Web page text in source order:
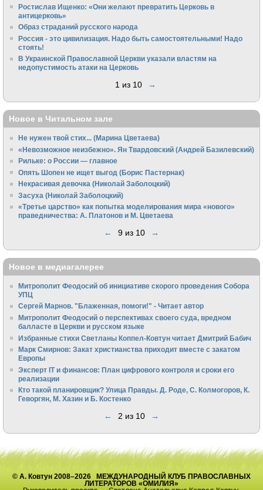
Ростислав Ищенко: «Они желают превратить Церковь в
антицерковь»
Образ страданий русского народа
Россия - это цивилизация. Надо быть самостоятельными! Надо
стоять!
В Украинской Православной Церкви указали властям на
недопустимость атаки на Церковь
1 из 10 →
Новое в Читальном зале
Не нужен твой стих... (Марина Цветаева)
«Невозможное неизбежно». Ян Твардовский (Андрей Базилевский)
Рильке: о России — главное
Опять Шопен не ищет выгод (Борис Пастернак)
Некрасивая девочка (Николай Заболоцкий)
Засуха (Николай Заболоцкий)
«Третье царство» как попытка моделирования мира «нового»
праведничества: А. Платонов и М. Цветаева
← 9 из 10 →
Новое в медиагалерее
Митрополит Феодосий об инициативе скорого проведения Собора
УПЦ
Сергей Марнов. "Блаженная, помоги!" - Читает автор
Митрополит Феодосий о перспективах своего суда, вредном
балласте в Церкви и русском языке
Избранные стихи Светланы Коппел-Ковтун читает Дмитрий Бабич
Марк Смирнов: Закат христианства приходит вместе с закатом
Европы
Эксперт IT и финансов: План цифрового контроля и сроки его
реализации
Кто такой планировщик? Улица Правды. Д. Роде, С. Колмогоров, К.
Геворгян, М. Хазин и Б. Костенко
← 2 из 10 →
© А. Ковтун 2008–2026 МЕЖДУНАРОДНЫЙ КЛУБ ПРАВОСЛАВНЫХ
ЛИТЕРАТОРОВ «ОМИЛИЯ»